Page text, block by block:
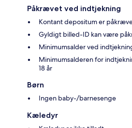
Påkrævet ved indtjekning
Kontant depositum er
Gyldigt billed-ID kan være
Minimumsalder ved
Minimumsalderen for
18 år
Børn
Ingen baby-/barnesenge
Kæledyr